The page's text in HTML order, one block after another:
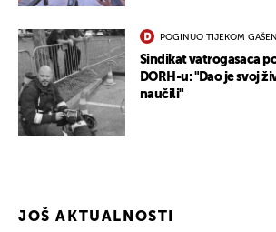
POGINUO TIJEKOM
Sindikat vatrogasaca
DORH-u: "Dao je svoj
naučili"
JOŠ AKTUALNOSTI
UKLJUČITE